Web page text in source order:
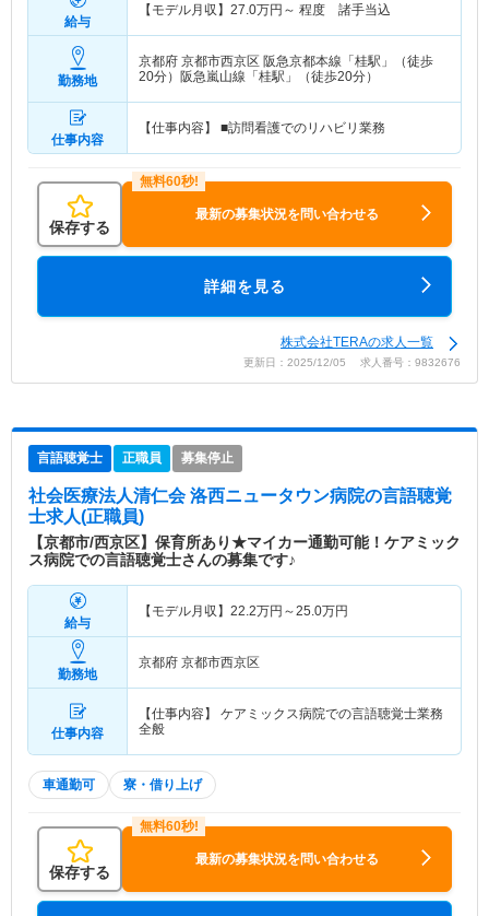
給与
【モデル月収】 27.0万円～ 程度 諸手当込
勤務地
京都府 京都市西京区 阪急京都本線「桂駅」（徒歩
20分）阪急嵐山線「桂駅」（徒歩20分）
仕事内容
【仕事内容】 ■訪問看護でのリハビリ業務
保存する
最新の募集状況を問い合わせる
詳細を見る
株式会社TERAの求人一覧
更新日：2025/12/05 求人番号：9832676
言語聴覚士 正職員 募集停止
社会医療法人清仁会 洛西ニュータウン病院の言語聴覚
士求人(正職員)
【京都市/西京区】保育所あり★マイカー通勤可能！ケアミック
ス病院での言語聴覚士さんの募集です♪
給与
【モデル月収】 22.2万円～25.0万円
勤務地
京都府 京都市西京区
仕事内容
【仕事内容】 ケアミックス病院での言語聴覚士業務
全般
車通勤可 寮・借り上げ
保存する
最新の募集状況を問い合わせる